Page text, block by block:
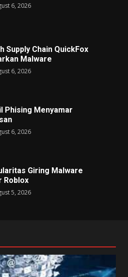
6, 2026
Supply Chain QuickFox
Malware
6, 2026
Phising Menyamar
6, 2026
Giring Malware
Roblox
5, 2026